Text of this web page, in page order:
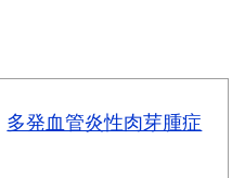
多発血管炎性肉芽腫症